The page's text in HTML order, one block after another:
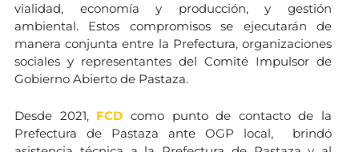
vialidad, economía y producción, y gestión
ambiental. Estos compromisos se ejecutarán de
manera conjunta entre la Prefectura, organizaciones
sociales y representantes del Comité Impulsor de
Gobierno Abierto de Pastaza.
Desde 2021, FCD como punto de contacto de la
Prefectura de Pastaza ante OGP local, brindó